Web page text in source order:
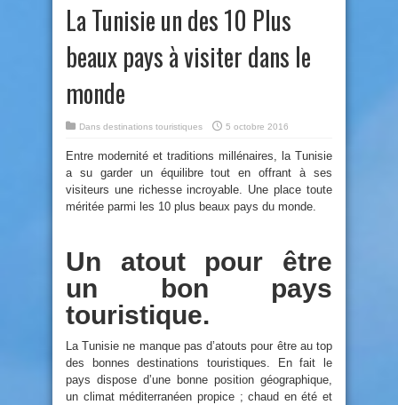
La Tunisie un des 10 Plus
beaux pays à visiter dans le
monde
Dans destinations touristiques 5 octobre 2016
Entre modernité et traditions millénaires, la Tunisie
a su garder un équilibre tout en offrant à ses
visiteurs une richesse incroyable. Une place toute
méritée parmi les 10 plus beaux pays du monde.
Un atout pour être
un bon pays
touristique.
La Tunisie ne manque pas d’atouts pour être au top
des bonnes destinations touristiques. En fait le
pays dispose d’une bonne position géographique,
un climat méditerranéen propice ; chaud en été et